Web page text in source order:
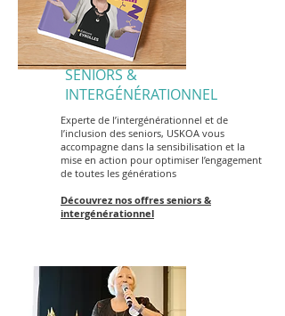
SENIORS &
INTERGÉNÉRATIONNEL
Experte de l’intergénérationnel et de
l’inclusion des seniors, USKOA vous
accompagne dans la sensibilisation et la
mise en action pour optimiser l’engagement
de toutes les générations
Découvrez nos offres seniors &
intergénérationnel